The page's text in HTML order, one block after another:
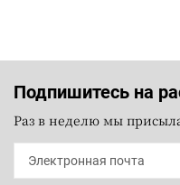
Подпишитесь на
Раз в неделю мы